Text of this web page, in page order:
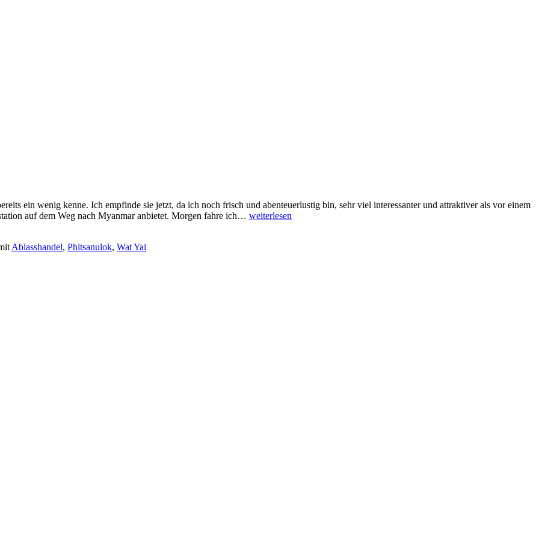
ein wenig kenne. Ich empfinde sie jetzt, da ich noch frisch und abenteuerlustig bin, sehr viel interessanter und attraktiver als vor einem
auf dem Weg nach Myanmar anbietet. Morgen fahre ich… Phitsanulok
weiterlesen
Ablasshandel, Phitsanulok, Wat Yai